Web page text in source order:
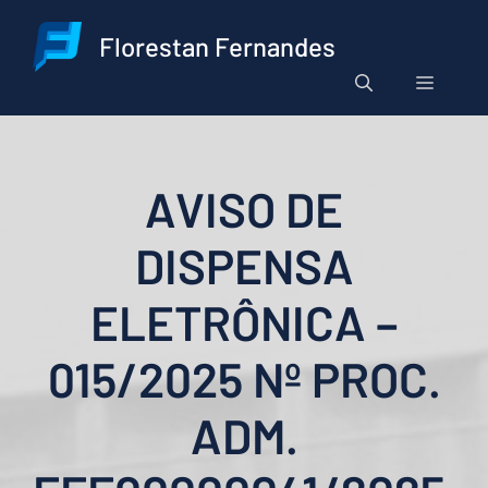
para
Florestan Fernandes
Menu
AVISO DE
DISPENSA
ELETRÔNICA –
015/2025 Nº PROC.
ADM.